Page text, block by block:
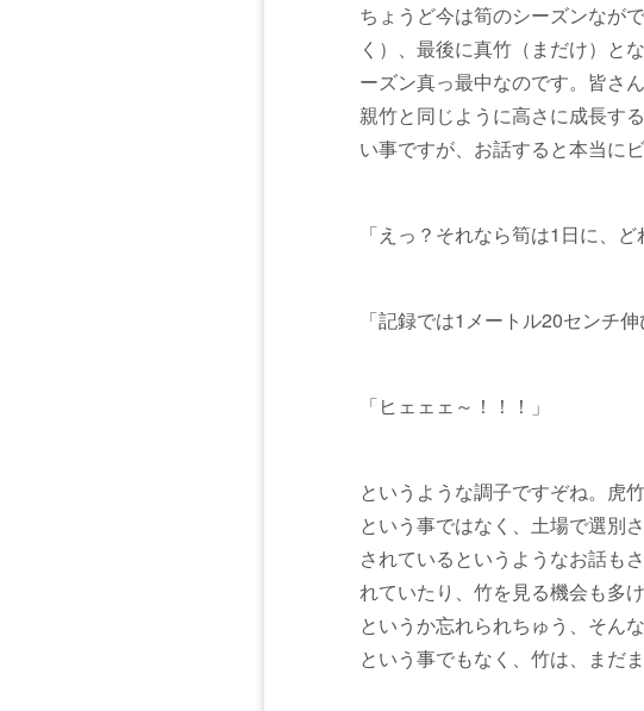
ちょうど今は筍のシーズンなが
く）、最後に真竹（まだけ）と
ーズン真っ最中なのです。皆さ
親竹と同じように高さに成長す
い事ですが、お話すると本当に
「えっ？それなら筍は1日に、
「記録では1メートル20センチ
「ヒェェェ～！！！」
というような調子ですぞね。虎
という事ではなく、土場で選別
されているというようなお話も
れていたり、竹を見る機会も多
というか忘れられちゅう、そん
という事でもなく、竹は、まだ